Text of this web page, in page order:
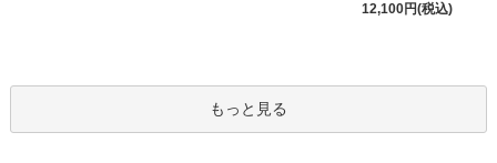
12,100円(税込)
もっと見る